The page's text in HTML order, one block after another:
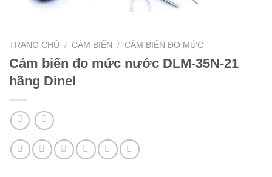
TRANG CHỦ / CẢM BIẾN / CẢM BIẾN ĐO MỨC
Cảm biến đo mức nước DLM-35N-21
hãng Dinel